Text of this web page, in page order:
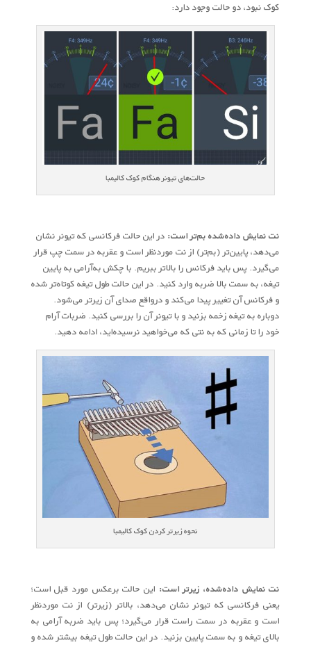
کوک نبود، دو حالت وجود دارد:
حالت‌های تیونر هنگام کوک کالیمبا
نت نمایش ‌داد‌ه‌شده بم‌تر است: در این حالت فرکانسی که تیونر نشان
می‌دهد، پایین‌تر (بم‌تر) از نت موردنظر است و عقربه در سمت چپ قرار
می‌گیرد. پس باید فرکانس را بالاتر ببریم. با چکش به‌آرامی به پایین
تیغه، به سمت بالا ضربه وارد کنید. در این حالت طول تیغه کوتاه‌تر شده
و فرکانس آن تغییر پیدا می‌کند و درواقع صدای آن زیرتر می‌شود.
دوباره به تیغه زخمه بزنید و با تیونر آن را بررسی کنید. ضربات آرام
خود را تا زمانی که به نتی که می‌خواهید نرسیده‌اید، ادامه دهید.
نحوه زیرتر کردن کوک کالیمبا
نت نمایش داده‌شده، زیرتر است: این حالت برعکس مورد قبل است؛
یعنی فرکانسی که تیونر نشان می‌دهد، بالاتر (زیرتر) از نت موردنظر
است و عقربه در سمت راست قرار می‌گیرد؛ پس باید ضربه آرامی به
بالای تیغه و به سمت پایین بزنید. در این حالت طول تیغه بیشتر شده و